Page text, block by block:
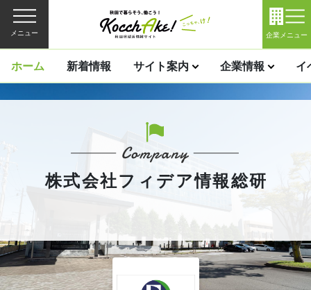
メニュー 企業メニュー
ホーム 新着情報 サイト案内 企業情報 イ
株式会社フィデア情報総研